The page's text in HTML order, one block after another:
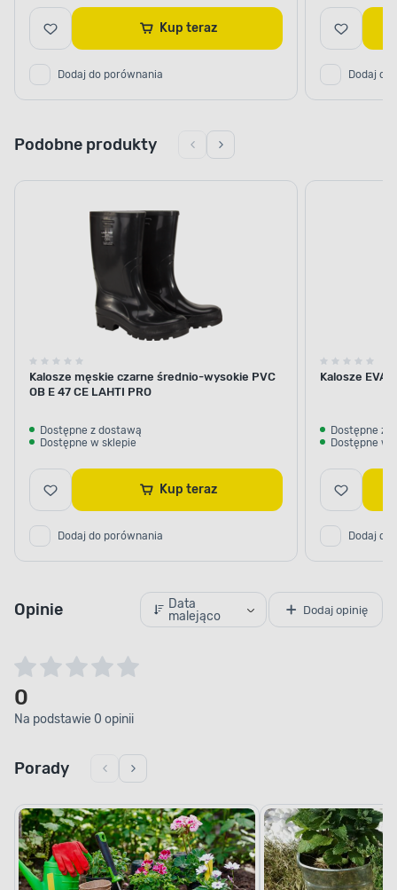
Kup teraz
Dodaj do porównania Dodaj do
Podobne produkty
Kalosze męskie czarne średnio-wysokie PVC
OB E 47 CE LAHTI PRO
Dostępne z dostawą
Dostępne w sklepie
Kup teraz
Dodaj do porównania
Kalosze EVA,
Dostępne z
Dostępne w
Dodaj do
Opinie
Data
malejąco
Dodaj opinię
0
Na podstawie 0 opinii
Porady